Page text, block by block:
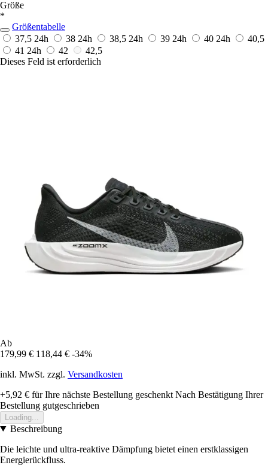
Größe
*
Größentabelle
37,5 24h 38 24h 38,5 24h 39 24h 40 24h
40,5
41 24h 42
42,5
Dieses Feld ist erforderlich
Ab
179,99 € 118,44 € -34%
inkl. MwSt. zzgl. Versandkosten
+5,92 € für Ihre nächste Bestellung geschenkt Nach Bestätigung Ihrer
Bestellung gutgeschrieben
Loading...
Beschreibung
Die leichte und ultra-reaktive Dämpfung bietet einen erstklassigen
Energierückfluss.